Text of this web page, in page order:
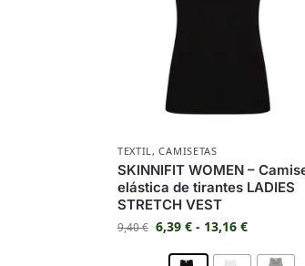
TEXTIL,CAMISETAS
SKINNIFIT WOMEN –
elástica de tirantes LADIES
STRETCH VEST
9,40€ 6,39 € - 13,16 €